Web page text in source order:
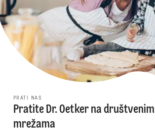
PRATI NAS
Pratite Dr. Oetker na društvenim
mrežama